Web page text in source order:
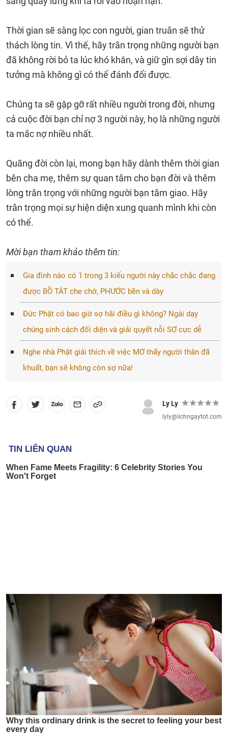
Thời gian sẽ sàng lọc con người, gian truân sẽ thử
thách lòng tin. Vì thế, hãy trân trọng những người bạn
đã không rời bỏ ta lúc khó khăn, và giữ gìn sợi dây tin
tưởng mà không gì có thể đánh đổi được.
Chúng ta sẽ gặp gỡ rất nhiều người trong đời, nhưng
cả cuộc đời bạn chỉ nợ 3 người này, họ là những người
ta mắc nợ nhiều nhất.
Quãng đời còn lại, mong bạn hãy dành thêm thời gian
bên cha mẹ, thêm sự quan tâm cho bạn đời và thêm
lòng trân trọng với những người bạn tâm giao. Hãy
trân trọng mọi sự hiện diện xung quanh mình khi còn
có thể.
Mời bạn tham khảo thêm tin:
Gia đình nào có 1 trong 3 kiểu người này chắc chắc đang
được BỒ TÁT che chở, PHƯỚC bền và dày
Đức Phật có bao giờ sợ hãi điều gì không? Ngài dạy
chúng sinh cách đối diện và giải quyết nỗi SỢ cực dễ
Nghe nhà Phật giải thích về việc MƠ thấy người thân đã
khuất, bạn sẽ không còn sợ nữa!
Ly Ly
lyly@lichngaytot.com